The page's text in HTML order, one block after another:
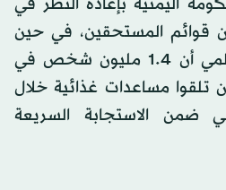
اليمنية بإعادة النظر في
قوائم المستحقين، في حين
ذكر برنامج الأغذية العالمي أن 1.4 مليون شخص في
تلقوا مساعدات غذائية خلال
ضمن الاستجابة السريعة